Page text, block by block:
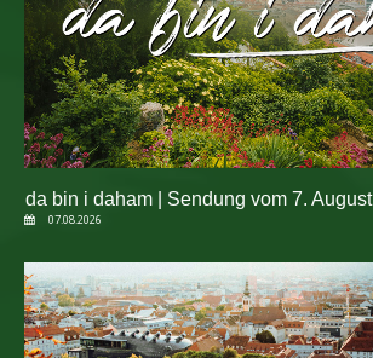
da bin i daham | Sendung vom 7. August
07.08.2026